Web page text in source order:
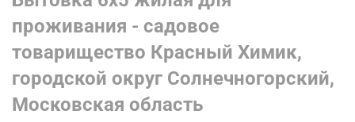
проживания - садовое
товарищество Красный Химик,
городской округ Солнечногорский,
Московская область